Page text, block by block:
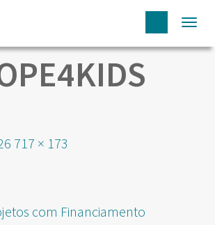
Tamanho
717 × 173
com Financiamento